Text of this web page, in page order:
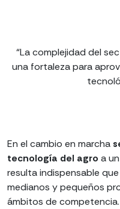
“La complejidad del
una fortaleza para
En el cambio en marcha
tecnología del agro a
resulta indispensable
medianos y pequeños
ámbitos de competencia.